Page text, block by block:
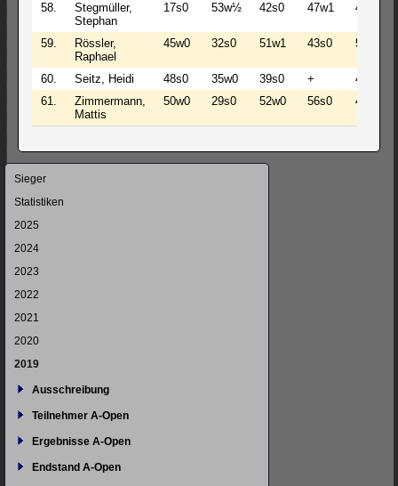
58.
Stegmüller,
Stephan
17s0 53w½ 42s0 47w1 43w0
59.
Rössler,
Raphael
45w0 32s0 51w1 43s0 56w0
60. Seitz, Heidi 48s0 35w0 39s0 +
46w0
61.
Zimmermann,
Mattis
50w0 29s0 52w0 56s0 47s0
Navigation
Sieger
Statistiken
2025
2024
2023
2022
2021
2020
2019
Ausschreibung
Teilnehmer A-Open
Ergebnisse A-Open
Endstand A-Open